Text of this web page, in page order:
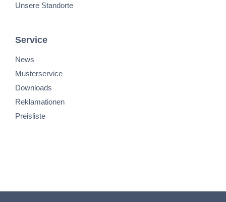
Unsere Standorte
Service
News
Musterservice
Downloads
Reklamationen
Preisliste